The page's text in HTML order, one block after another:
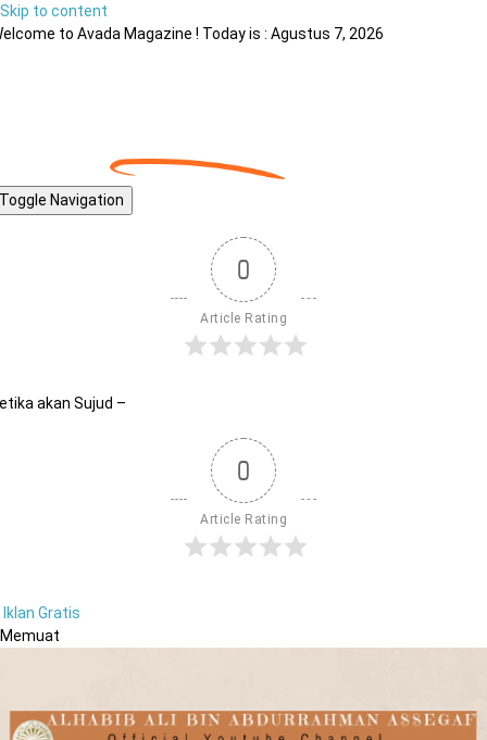
Skip to content
to Avada Magazine ! Today is : Agustus 7, 2026
Toggle Navigation
0
Article Rating
akan Sujud –
0
Article Rating
Iklan Gratis
Memuat